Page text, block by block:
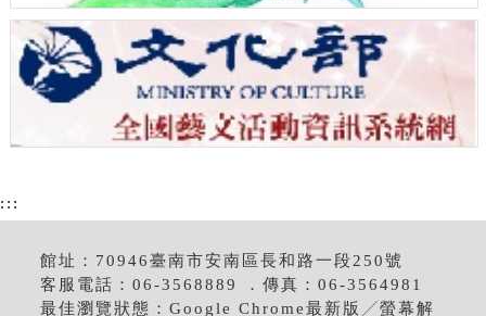
:::
館址：70946臺南市安南區長和路一段250號
客服電話：06-3568889 ．傳真：06-3564981
最佳瀏覽狀態：Google Chrome最新版╱螢幕解